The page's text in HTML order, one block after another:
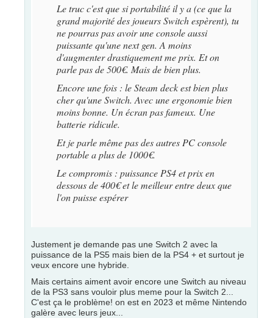
Le truc c'est que si portabilité il y a (ce que la
grand majorité des joueurs Switch espèrent), tu
ne pourras pas avoir une console aussi
puissante qu'une next gen. A moins
d'augmenter drastiquement me prix. Et on
parle pas de 500€. Mais de bien plus.
Encore une fois : le Steam deck est bien plus
cher qu'une Switch. Avec une ergonomie bien
moins bonne. Un écran pas fameux. Une
batterie ridicule.
Et je parle même pas des autres PC console
portable a plus de 1000€.
Le compromis : puissance PS4 et prix en
dessous de 400€ et le meilleur entre deux que
l'on puisse espérer
Justement je demande pas une Switch 2 avec la
puissance de la PS5 mais bien de la PS4 + et surtout je
veux encore une hybride.
Mais certains aiment avoir encore une Switch au niveau
de la PS3 sans vouloir plus meme pour la Switch 2...
C'est ça le problème! on est en 2023 et même Nintendo
galère avec leurs jeux...